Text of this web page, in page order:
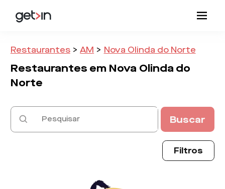
Restaurantes > AM > Nova Olinda do Norte
Restaurantes em Nova Olinda do
Norte
Buscar
Filtros